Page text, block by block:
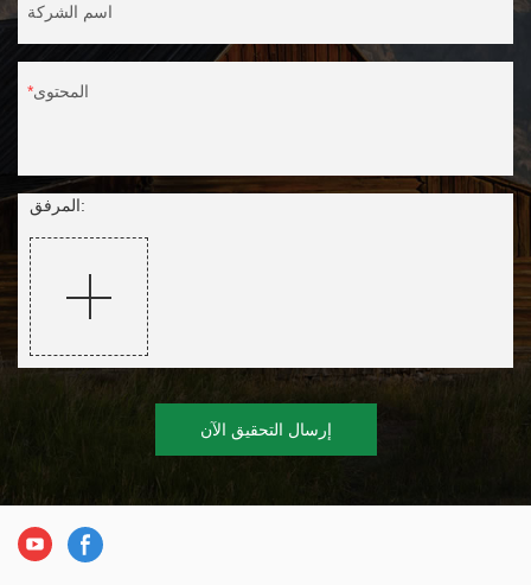
اسم الشركة
المحتوى
المرفق:
إرسال التحقيق الآن